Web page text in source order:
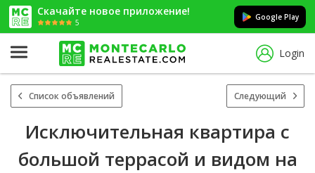
Скачайте новое приложение!
5
Google Play
Login
Список объявлений Следующий
Исключительная квартира с
большой террасой и видом на